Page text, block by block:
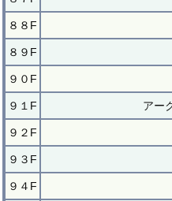
８８F
８９F
９０F
９１F アー
９２F
９３F
９４F